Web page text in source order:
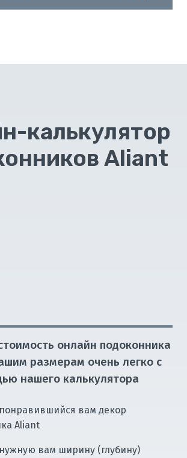
калькулятор
Aliant
онлайн подоконника
размерам очень легко с
нашего калькулятора
вам декор
Aliant
вам ширину (глубину)